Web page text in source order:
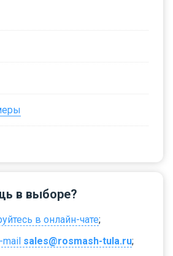
в выборе?
в онлайн-чате;
mail sales@rosmash-tula.ru;